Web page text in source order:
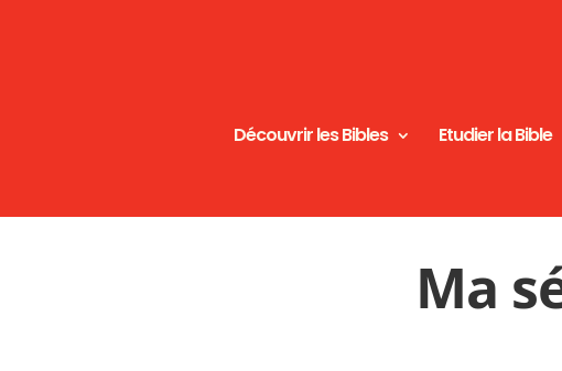
Découvrir les Bibles Etudier la Bible
Ma